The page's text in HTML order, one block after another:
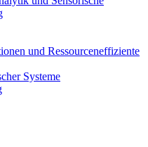
und Ressourceneffiziente
Systeme